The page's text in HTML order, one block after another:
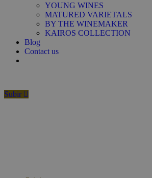
YOUNG WINES
MATURED VARIETALS
BY THE WINEMAKER
KAIROS COLLECTION
Blog
Contact us
Subir